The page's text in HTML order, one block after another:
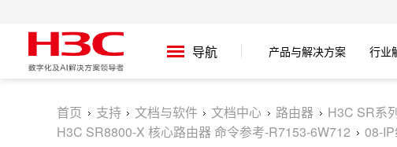
导航 产品与解决方案 行业
首页 支持 文档与软件 文档中心 路由器 H3C SR系
H3C SR8800-X 核心路由器 命令参考-R7153-6W712
08-